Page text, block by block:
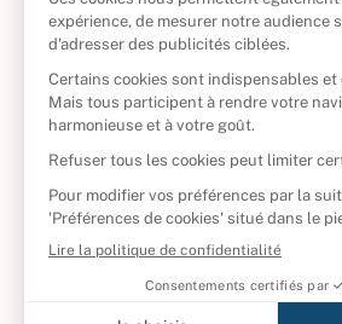
Politique de retour
Reprendre vos livres
Qui sommes-nous ?
CD d'occasion
DVD d'occasion
Livres d’occasion